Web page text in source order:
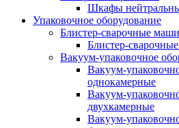
Шкафы
Упаковочное оборудование
Блистер-сварочные
Блистер-
Вакуум-упаковочное
Вакуум-
однокамерные
Вакуум-
двухкамерные
Вакуум-